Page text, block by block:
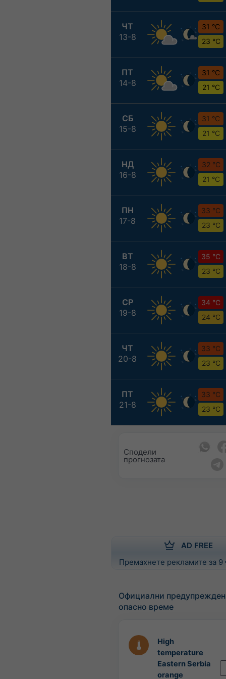
ЧТ
13-8
31 °C
23 °C
ПТ
14-8
31 °C
21 °C
СБ
15-8
31 °C
21 °C
НД
16-8
32 °C
21 °C
ПН
17-8
33 °C
23 °C
ВТ
18-8
35 °C
23 °C
СР
19-8
34 °C
24 °C
ЧТ
20-8
33 °C
23 °C
ПТ
21-8
33 °C
23 °C
Сподели
прогнозата
AD FREE
Премахнете рекламите за
Официални
опасно време
High
temperature
Eastern Serbia
orange